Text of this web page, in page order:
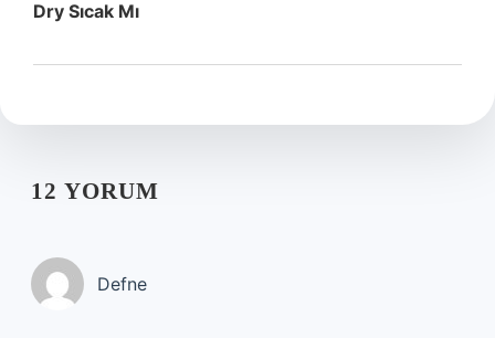
Dry Sıcak Mı
12 YORUM
Defne